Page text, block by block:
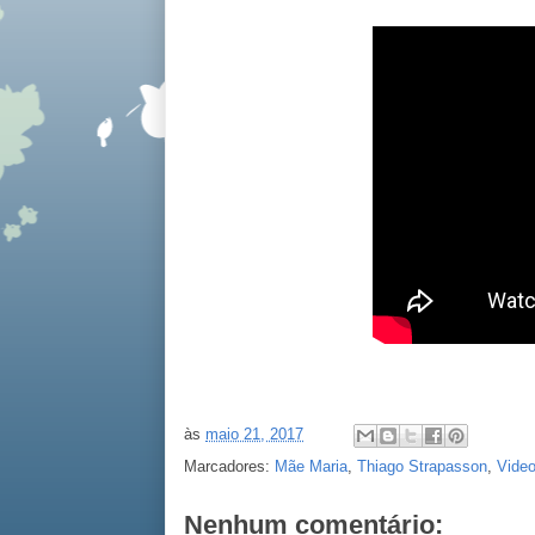
às maio 21, 2017
Marcadores: Mãe Maria Thiago Strapasson Video
Nenhum comentário: